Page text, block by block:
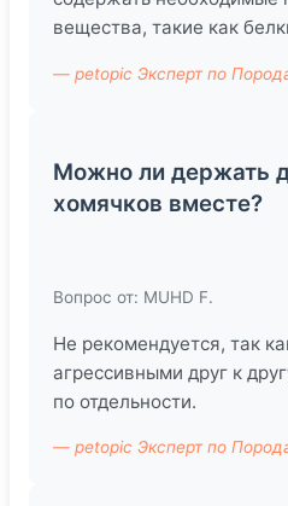
вещества, такие как
— petopic Эксперт по
Можно ли держать
хомячков вместе?
Вопрос от: MUHD F.
Не рекомендуется, так
агрессивными друг к
по отдельности.
— petopic Эксперт по